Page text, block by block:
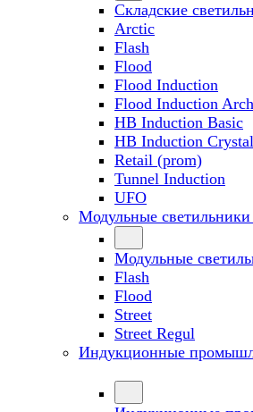
Складские
Arctic
Flash
Flood
Flood Induction
Flood Induction Arch
HB Induction Basic
HB Induction Crystal
Retail (prom)
Tunnel Induction
UFO
Модульные светильники
Модульные
Flash
Flood
Street
Street Regul
Индукционные